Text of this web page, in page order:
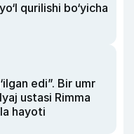
qurilishi bo‘yicha
edi”. Bir umr
ustasi Rimma
hayoti